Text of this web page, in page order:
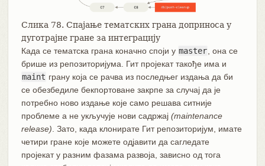
Слика 78. Спајање тематских грана доприноса у
дуготрајне гране за интеграцију
Када се тематска грана коначно споји у master, она се
брише из репозиторијума. Гит пројекат такође има и
maint грану која се рачва из последњег издања да би
се обезбедиле бекпортоване закрпе за случај да је
потребно ново издање које само решава ситније
проблеме а не укључује нови садржај (maintenance
release). Зато, када клонирате Гит репозиторијум, имате
четири гране које можете одјавити да сагледате
пројекат у разним фазама развоја, зависно од тога